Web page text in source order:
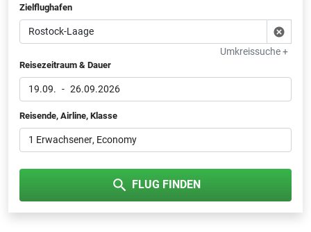
Zielflughafen
Umkreissuche +
Reisezeitraum & Dauer
19.09. - 26.09.2026
Reisende, Airline, Klasse
1 Erwachsener, Economy
FLUG FINDEN